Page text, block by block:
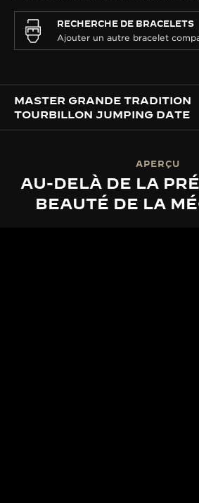
RECHERCHE DE BRACELETS
MASTER GRANDE TRADITION
TOURBILLON JUMPING DATE
APERÇU
AU-DELÀ DE LA
BEAUTÉ DE LA